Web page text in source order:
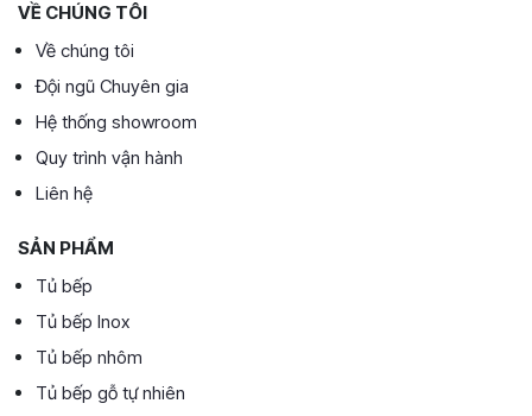
VỀ CHÚNG TÔI
Về chúng tôi
Đội ngũ Chuyên gia
Hệ thống showroom
Quy trình vận hành
Liên hệ
SẢN PHẨM
Tủ bếp
Tủ bếp Inox
Tủ bếp nhôm
Tủ bếp gỗ tự nhiên